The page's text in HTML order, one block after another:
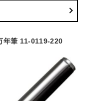
年筆 11-0119-220